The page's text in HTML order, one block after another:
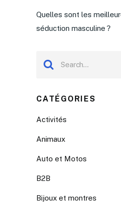
Quelles sont les
séduction masculine ?
CATÉGORIES
Activités
Animaux
Auto et Motos
B2B
Bijoux et montres